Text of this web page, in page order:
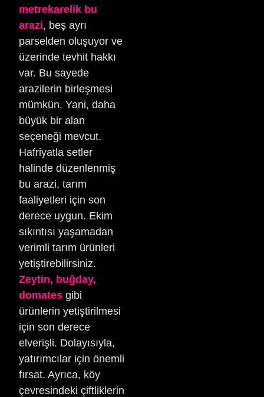
metrekarelik bu
arazi, beş ayrı
parselden oluşuyor ve
üzerinde tevhit hakkı
var. Bu sayede
arazilerin birleşmesi
mümkün. Yani, daha
büyük bir alan
seçeneği mevcut.
Hafriyatla setler
halinde düzenlenmiş
bu arazi, tarım
faaliyetleri için son
derece uygun. Ekim
sıkıntısı yaşamadan
verimli tarım ürünleri
yetiştirebilirsiniz.
Zeytin, buğday,
domatesgibi
ürünlerin yetiştirilmesi
için son derece
elverişli. Dolayısıyla,
yatırımcılar için önemli
fırsat. Ayrıca, köy
çevresindeki çiftliklerin